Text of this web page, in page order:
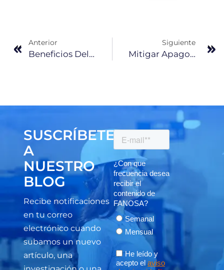
Anterior
Beneficios Del EPS Para La Conservación En Transportación De Alimentos
Siguiente
Mitigar Apagones Y Crisis Energéticas Con Aislamiento Térmico De Alto Rendimiento
SUSCRÍBETE
A
NUESTRO
BLOG
Recibe notificaciones
en tu correo
electrónico cuando
subamos un nuevo
artículo, una